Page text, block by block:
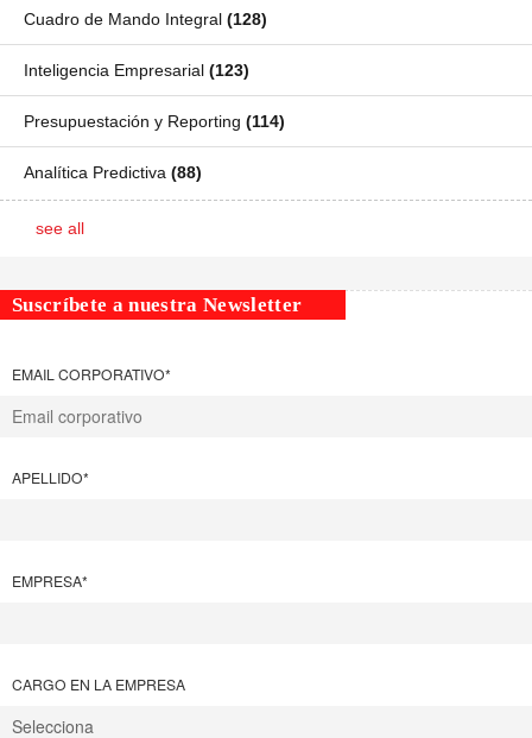
Cuadro de Mando Integral (128)
Inteligencia Empresarial (123)
Presupuestación y Reporting (114)
Analítica Predictiva (88)
see all
Suscríbete a nuestra Newsletter
EMAIL CORPORATIVO*
APELLIDO*
EMPRESA*
CARGO EN LA EMPRESA